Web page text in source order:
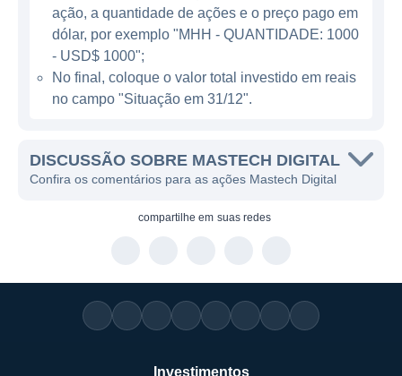
ATUAÇÃO DA MASTECH DIGITAL
A Mastech Digital opera principalmente nos
Estados Unidos, mas também busca
transformação digital faz com que a empresa
atue em uma ampla gama de setores,
telecomunicações e comércio eletrônico. O
ajudando-os a se tornarem mais ágeis e
ação, a quantidade de ações e o preço pago em
dólar, por exemplo "MHH - QUANTIDADE: 1000
- USD$ 1000";
No final, coloque o valor total investido em reais
no campo "Situação em 31/12".
DISCUSSÃO SOBRE MASTECH DIGITAL
Confira os comentários para as ações Mastech Digital
compartilhe em suas redes
Investimentos